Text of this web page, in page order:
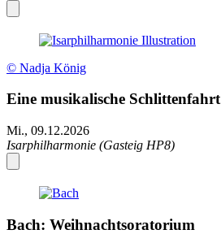
© Nadja König
Eine musikalische Schlittenfahrt
Mi., 09.12.2026
Isarphilharmonie (Gasteig HP8)
Bach: Weihnachtsoratorium